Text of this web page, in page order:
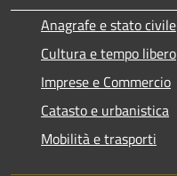
Anagrafe e stato civile
Cultura e tempo libero
Imprese e Commercio
Catasto e urbanistica
Mobilità e trasporti